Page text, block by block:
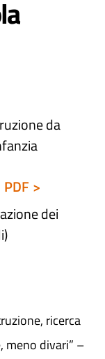
da
>
dei
ricerca
meno divari” –